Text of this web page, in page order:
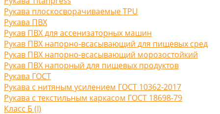
Рукава плоскосворачиваемые TPU
Рукава ПВХ
Рукав ПВХ для ассенизаторных машин
Рукав ПВХ напорно-всасывающий для пищевых сред
Рукав ПВХ напорно-всасывающий морозостойкий
Рукав ПВХ напорный для пищевых продуктов
Рукава ГОСТ
Рукава с нитяным усилением ГОСТ 10362-2017
Рукава с текстильным каркасом ГОСТ 18698-79
Класс Б (I)